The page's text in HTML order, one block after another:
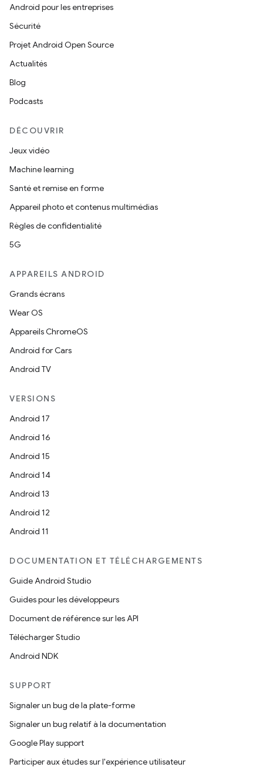
Android pour les entreprises
Sécurité
Projet Android Open Source
Actualités
Blog
Podcasts
DÉCOUVRIR
Jeux vidéo
Machine learning
Santé et remise en forme
Appareil photo et contenus multimédias
Règles de confidentialité
5G
APPAREILS ANDROID
Grands écrans
Wear OS
Appareils ChromeOS
Android for Cars
Android TV
VERSIONS
Android 17
Android 16
Android 15
Android 14
Android 13
Android 12
Android 11
DOCUMENTATION ET TÉLÉCHARGEMENTS
Guide Android Studio
Guides pour les développeurs
Document de référence sur les API
Télécharger Studio
Android NDK
SUPPORT
Signaler un bug de la plate-forme
Signaler un bug relatif à la documentation
Google Play support
Participer aux études sur l'expérience utilisateur